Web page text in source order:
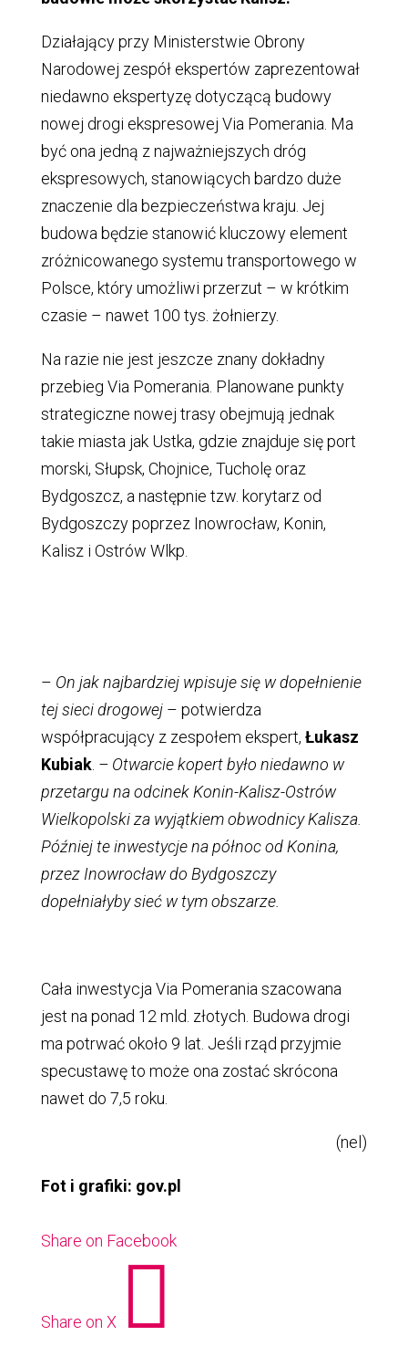
Działający przy Ministerstwie Obrony
Narodowej zespół ekspertów zaprezentował
niedawno ekspertyzę dotyczącą budowy
nowej drogi ekspresowej Via Pomerania. Ma
być ona jedną z najważniejszych dróg
ekspresowych, stanowiących bardzo duże
znaczenie dla bezpieczeństwa kraju. Jej
budowa będzie stanowić kluczowy element
zróżnicowanego systemu transportowego w
Polsce, który umożliwi przerzut – w krótkim
czasie – nawet 100 tys. żołnierzy.
Na razie nie jest jeszcze znany dokładny
przebieg Via Pomerania. Planowane punkty
strategiczne nowej trasy obejmują jednak
takie miasta jak Ustka, gdzie znajduje się port
morski, Słupsk, Chojnice, Tucholę oraz
Bydgoszcz, a następnie tzw. korytarz od
Bydgoszczy poprzez Inowrocław, Konin,
Kalisz i Ostrów Wlkp.
– On jak najbardziej wpisuje się w dopełnienie
tej sieci drogowej– potwierdza
współpracujący z zespołem ekspert, Łukasz
Kubiak. – Otwarcie kopert było niedawno w
przetargu na odcinek Konin-Kalisz-Ostrów
Wielkopolski za wyjątkiem obwodnicy Kalisza.
Później te inwestycje na północ od Konina,
przez Inowrocław do Bydgoszczy
dopełniałyby sieć w tym obszarze.
Cała inwestycja Via Pomerania szacowana
jest na ponad 12 mld. złotych. Budowa drogi
ma potrwać około 9 lat. Jeśli rząd przyjmie
specustawę to może ona zostać skrócona
nawet do 7,5 roku.
(nel)
Fot i grafiki: gov.pl
Share on Facebook
Share on X 